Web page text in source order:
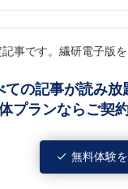
事です。繊研電子版
ての記事が読み放
プランならご契
無料体験